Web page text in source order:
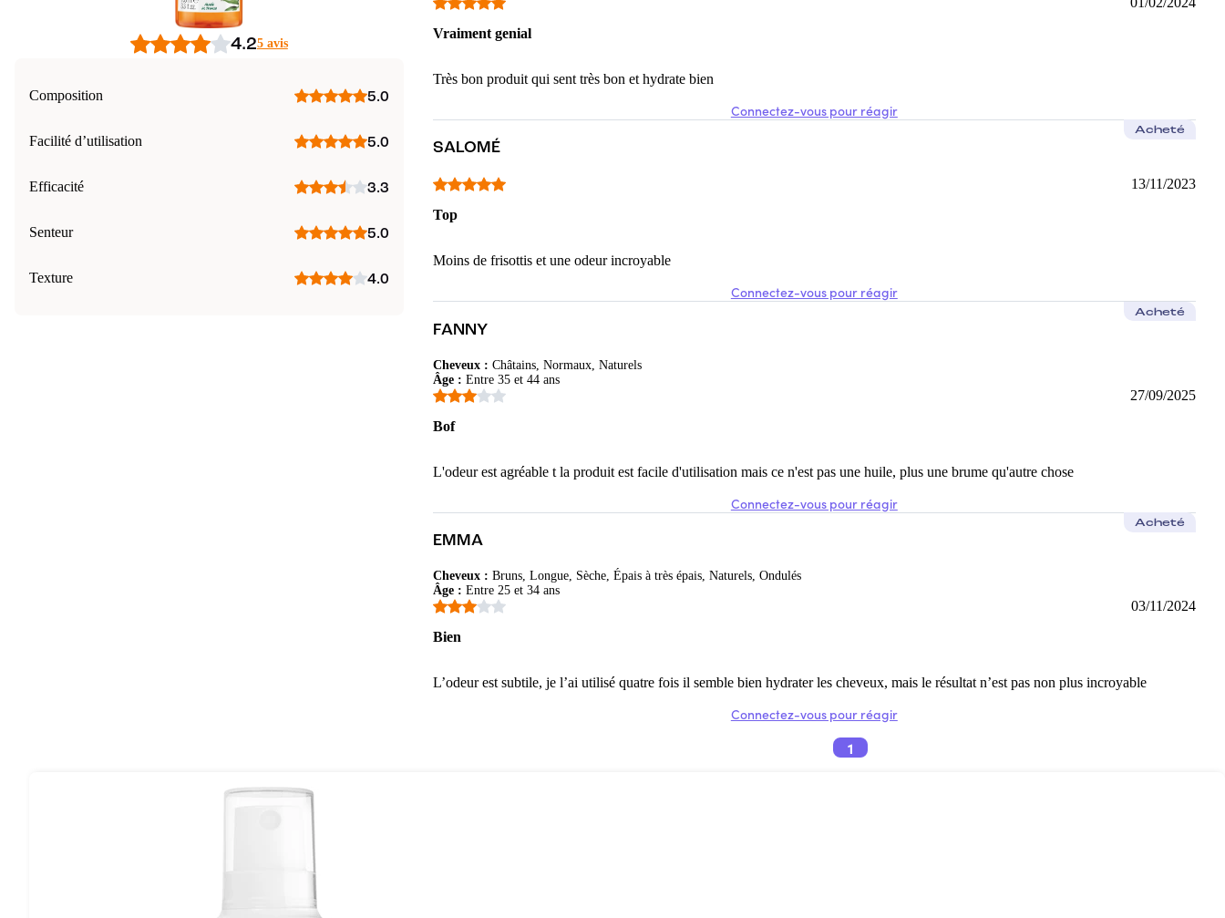
4.25 avis
Composition 5.0
Facilité d’utilisation 5.0
Efficacité 3.3
Senteur 5.0
Texture 4.0
Vraiment genial
Très bon produit qui sent très bon et hydrate bien
Connectez-vous pour réagir
SALOMÉ
Acheté
13/11/2023
Top
Moins de frisottis et une odeur incroyable
Connectez-vous pour réagir
FANNY
Cheveux: Châtains, Normaux, Naturels
Âge: Entre 35 et 44 ans
Acheté
27/09/2025
Bof
L'odeur est agréable t la produit est facile d'utilisation mais ce n'est pas une huile, plus une brume qu'autre chose
Connectez-vous pour réagir
EMMA
Cheveux: Bruns, Longue, Sèche, Épais à très épais, Naturels, Ondulés
Âge: Entre 25 et 34 ans
Acheté
03/11/2024
Bien
L’odeur est subtile, je l’ai utilisé quatre fois il semble bien hydrater les cheveux, mais le résultat n’est pas non plus incroyable
Connectez-vous pour réagir
1